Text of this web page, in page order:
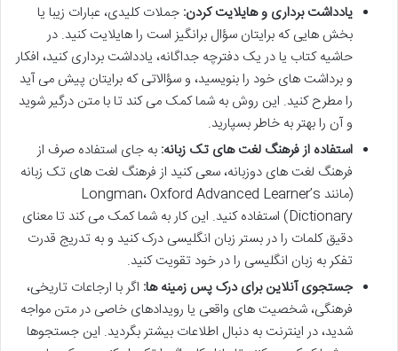
یادداشت برداری و هایلایت کردن: جملات کلیدی، عبارات زیبا یا
بخش هایی که برایتان سؤال برانگیز است را هایلایت کنید. در
حاشیه کتاب یا در یک دفترچه جداگانه، یادداشت برداری کنید، افکار
و برداشت های خود را بنویسید، و سؤالاتی که برایتان پیش می آید
را مطرح کنید. این روش به شما کمک می کند تا با متن درگیر شوید
و آن را بهتر به خاطر بسپارید.
استفاده از فرهنگ لغت های تک زبانه: به جای استفاده صرف از
فرهنگ لغت های دوزبانه، سعی کنید از فرهنگ لغت های تک زبانه
(مانند Longman، Oxford Advanced Learner’s
Dictionary) استفاده کنید. این کار به شما کمک می کند تا معنای
دقیق کلمات را در بستر زبان انگلیسی درک کنید و به تدریج قدرت
تفکر به زبان انگلیسی را در خود تقویت کنید.
جستجوی آنلاین برای درک پس زمینه ها: اگر با ارجاعات تاریخی،
فرهنگی، شخصیت های واقعی یا رویدادهای خاصی در متن مواجه
شدید، در اینترنت به دنبال اطلاعات بیشتر بگردید. این جستجوها